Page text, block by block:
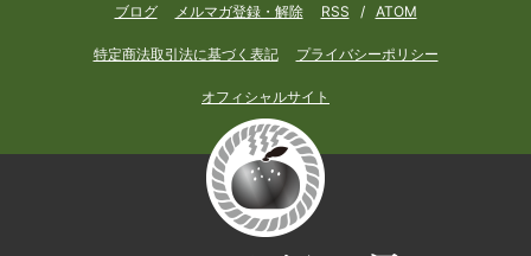
ブログ メルマガ登録・解除 RSS / ATOM
特定商法取引法に基づく表記 プライバシーポリシー
オフィシャルサイト